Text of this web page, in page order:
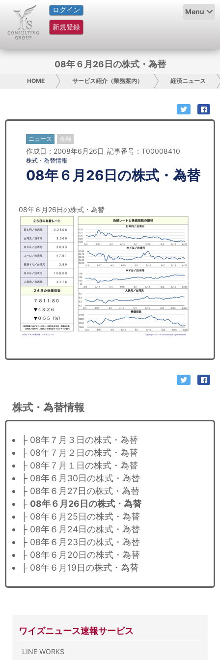
ログイン
新規登録
Menu
HOME
サービス紹介
グループ概要
日本人にPR
コンサルティング
セミナー
経済ニュース
労務顧問
ＩＴ
飲食店情報
08年６月26日の株式・為替
HOME サービス紹介（業務案内） 経済ニュース
ニュース 金融
作成日：2008年6月26日_記事番号：T00008410
株式・為替情報
08年６月26日の株式・為替
08年６月26日の株式・為替
株式・為替情報
├ 08年７月３日の株式・為替
├ 08年７月２日の株式・為替
├ 08年７月１日の株式・為替
├ 08年６月30日の株式・為替
├ 08年６月27日の株式・為替
├ 08年６月26日の株式・為替
├ 08年６月25日の株式・為替
├ 08年６月24日の株式・為替
├ 08年６月23日の株式・為替
├ 08年６月20日の株式・為替
├ 08年６月19日の株式・為替
ワイズニュース速報サービス
LINE WORKS